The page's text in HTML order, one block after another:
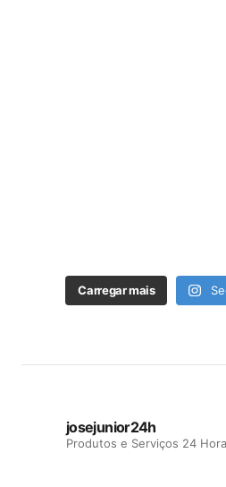
Carregar mais
josejunior24h
Produtos e Serviços 24